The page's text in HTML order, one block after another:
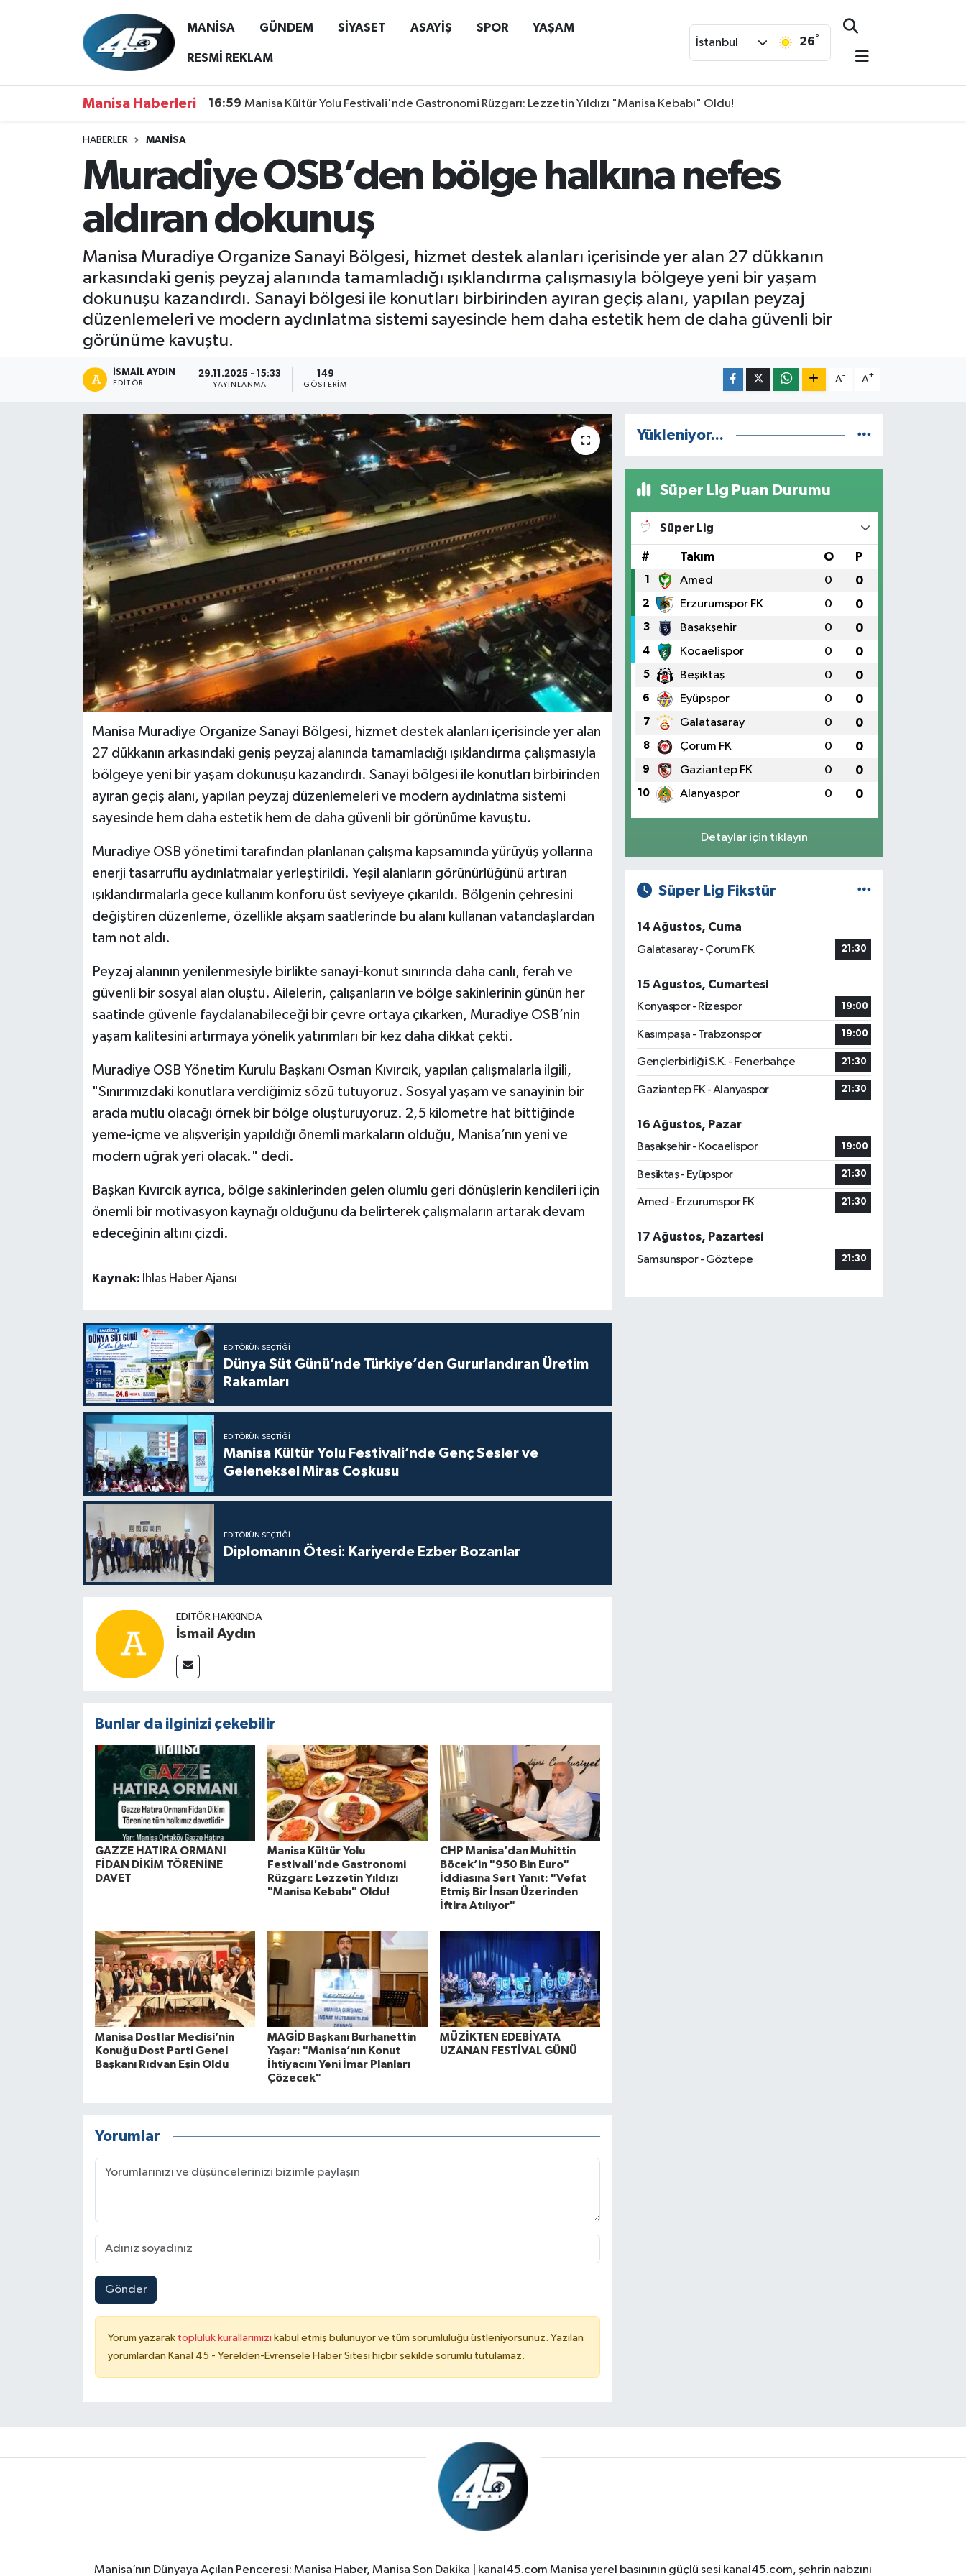
MANİSA GÜNDEM SİYASET ASAYİŞ SPOR YAŞAM
RESMİ REKLAM
İstanbul 26°
Manisa Haberleri 16:59 Manisa Kültür Yolu Festivali'nde Gastronomi Rüzgarı: Lezzetin Yıldızı "Manisa Kebabı" Oldu!
HABERLER MANİSA
Muradiye OSB’den bölge halkına nefes
aldıran dokunuş
Manisa Muradiye Organize Sanayi Bölgesi, hizmet destek alanları içerisinde yer alan 27 dükkanın
arkasındaki geniş peyzaj alanında tamamladığı ışıklandırma çalışmasıyla bölgeye yeni bir yaşam
dokunuşu kazandırdı. Sanayi bölgesi ile konutları birbirinden ayıran geçiş alanı, yapılan peyzaj
düzenlemeleri ve modern aydınlatma sistemi sayesinde hem daha estetik hem de daha güvenli bir
görünüme kavuştu.
İSMAIL AYDIN
EDITÖR
29.11.2025 - 15:33
YAYINLANMA
149
GÖSTERIM
A- A+
Manisa Muradiye Organize Sanayi Bölgesi, hizmet destek alanları içerisinde yer alan
27 dükkanın arkasındaki geniş peyzaj alanında tamamladığı ışıklandırma çalışmasıyla
bölgeye yeni bir yaşam dokunuşu kazandırdı. Sanayi bölgesi ile konutları birbirinden
ayıran geçiş alanı, yapılan peyzaj düzenlemeleri ve modern aydınlatma sistemi
sayesinde hem daha estetik hem de daha güvenli bir görünüme kavuştu.
Muradiye OSB yönetimi tarafından planlanan çalışma kapsamında yürüyüş yollarına
enerji tasarruflu aydınlatmalar yerleştirildi. Yeşil alanların görünürlüğünü artıran
ışıklandırmalarla gece kullanım konforu üst seviyeye çıkarıldı. Bölgenin çehresini
değiştiren düzenleme, özellikle akşam saatlerinde bu alanı kullanan vatandaşlardan
tam not aldı.
Peyzaj alanının yenilenmesiyle birlikte sanayi-konut sınırında daha canlı, ferah ve
güvenli bir sosyal alan oluştu. Ailelerin, çalışanların ve bölge sakinlerinin günün her
saatinde güvenle faydalanabileceği bir çevre ortaya çıkarken, Muradiye OSB’nin
yaşam kalitesini artırmaya yönelik yatırımları bir kez daha dikkat çekti.
Muradiye OSB Yönetim Kurulu Başkanı Osman Kıvırcık, yapılan çalışmalarla ilgili,
"Sınırımızdaki konutlara verdiğimiz sözü tutuyoruz. Sosyal yaşam ve sanayinin bir
arada mutlu olacağı örnek bir bölge oluşturuyoruz. 2,5 kilometre hat bittiğinde
yeme-içme ve alışverişin yapıldığı önemli markaların olduğu, Manisa’nın yeni ve
modern uğrak yeri olacak." dedi.
Başkan Kıvırcık ayrıca, bölge sakinlerinden gelen olumlu geri dönüşlerin kendileri için
önemli bir motivasyon kaynağı olduğunu da belirterek çalışmaların artarak devam
edeceğinin altını çizdi.
Kaynak: İhlas Haber Ajansı
EDITÖRÜN SEÇTIĞI
Dünya Süt Günü’nde Türkiye’den Gururlandıran Üretim
Rakamları
EDITÖRÜN SEÇTIĞI
Manisa Kültür Yolu Festivali’nde Genç Sesler ve
Geleneksel Miras Coşkusu
EDITÖRÜN SEÇTIĞI
Diplomanın Ötesi: Kariyerde Ezber Bozanlar
EDITÖR HAKKINDA
İsmail Aydın
Bunlar da ilginizi çekebilir
GAZZE HATIRA ORMANI
FİDAN DİKİM TÖRENİNE
DAVET
Manisa Kültür Yolu
Festivali'nde Gastronomi
Rüzgarı: Lezzetin Yıldızı
"Manisa Kebabı" Oldu!
CHP Manisa’dan Muhittin
Böcek’in "950 Bin Euro"
İddiasına Sert Yanıt: "Vefat
Etmiş Bir İnsan Üzerinden
İftira Atılıyor"
Manisa Dostlar Meclisi’nin
Konuğu Dost Parti Genel
Başkanı Rıdvan Eşin Oldu
MAGİD Başkanı Burhanettin
Yaşar: "Manisa’nın Konut
İhtiyacını Yeni İmar Planları
Çözecek"
MÜZİKTEN EDEBİYATA
UZANAN FESTİVAL GÜNÜ
Yorumlar
Gönder
Yorum yazarak topluluk kurallarımızı kabul etmiş bulunuyor ve tüm sorumluluğu üstleniyorsunuz. Yazılan
yorumlardan Kanal 45 - Yerelden-Evrensele Haber Sitesi hiçbir şekilde sorumlu tutulamaz.
Yükleniyor...
Süper Lig Puan Durumu
Süper Lig
# Takım O P
1 Amed 0 0
2 Erzurumspor FK 0 0
3 Başakşehir 0 0
4 Kocaelispor 0 0
5 Beşiktaş 0 0
6 Eyüpspor 0 0
7 Galatasaray 0 0
8 Çorum FK 0 0
9 Gaziantep FK 0 0
10 Alanyaspor 0 0
Detaylar için tıklayın
Süper Lig Fikstür
14 Ağustos, Cuma
Galatasaray - Çorum FK
21:30
15 Ağustos, Cumartesi
Konyaspor - Rizespor
19:00
Kasımpaşa - Trabzonspor 19:00
Gençlerbirliği S.K. - Fenerbahçe 21:30
Gaziantep FK - Alanyaspor 21:30
16 Ağustos, Pazar
Başakşehir - Kocaelispor
19:00
Beşiktaş - Eyüpspor 21:30
Amed - Erzurumspor FK 21:30
17 Ağustos, Pazartesi
Samsunspor - Göztepe
21:30
Manisa’nın Dünyaya Açılan Penceresi: Manisa Haber, Manisa Son Dakika | kanal45.com Manisa yerel basınının güçlü sesi kanal45.com, şehrin nabzını
MANİSA
RESMİ REKLAM
Hava Durumu
Tüm Manşetler
Son Dakika Haberleri